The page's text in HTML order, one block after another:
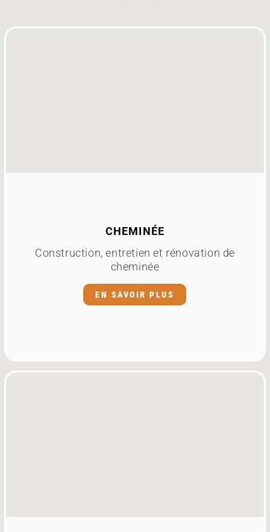
CHEMINÉE
Construction, entretien et rénovation de
cheminée
EN SAVOIR PLUS